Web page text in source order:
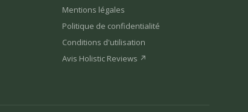
Mentions légales
Politique de confidentialité
Conditions d'utilisation
Avis Holistic Reviews ↗